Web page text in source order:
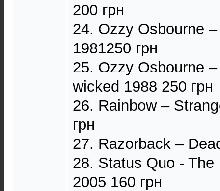
200 грн
24. Ozzy Osbourne
1981250 грн
25. Ozzy Osbourne
wicked 1988 250 грн
26. Rainbow –
грн
27. Razorback –
28. Status Quo - The
2005 160 грн